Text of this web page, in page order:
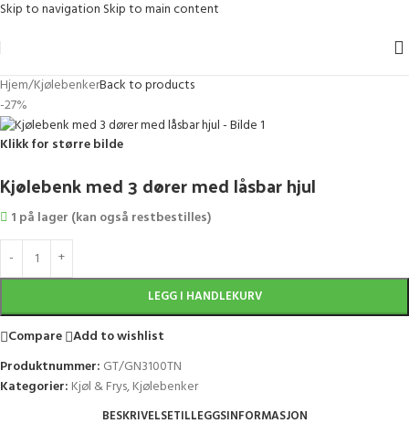
Skip to navigation Skip to main content
Hjem/KjølebenkerBack to products
-27%
Klikk for større bilde
Kjølebenk med 3 dører med låsbar hjul
1 på lager (kan også restbestilles)
LEGG I HANDLEKURV
Compare Add to wishlist
Produktnummer: GT/GN3100TN
Kategorier: Kjøl & Frys,Kjølebenker
BESKRIVELSETILLEGGSINFORMASJON